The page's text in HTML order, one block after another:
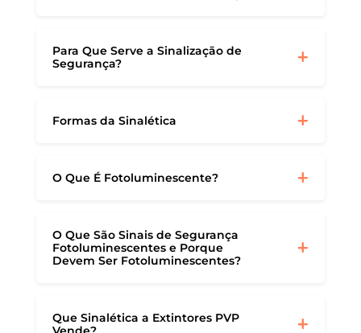
Para Que Serve a Sinalização de
Segurança?
Formas da Sinalética
O Que É Fotoluminescente?
O Que São Sinais de Segurança
Fotoluminescentes e Porque
Devem Ser Fotoluminescentes?
Que Sinalética a Extintores PVP